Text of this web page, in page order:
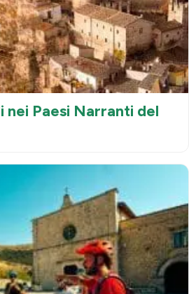
nei Paesi Narranti del